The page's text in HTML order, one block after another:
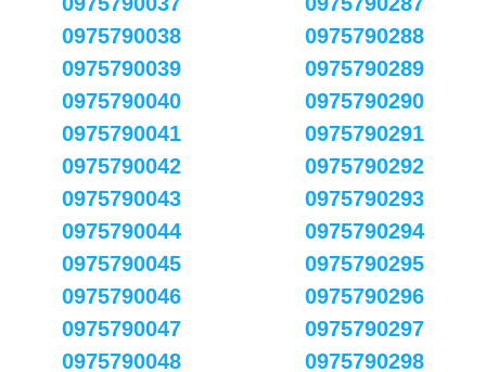
0975790038
0975790039
0975790040
0975790041
0975790042
0975790043
0975790044
0975790045
0975790046
0975790047
0975790048
0975790288
0975790289
0975790290
0975790291
0975790292
0975790293
0975790294
0975790295
0975790296
0975790297
0975790298